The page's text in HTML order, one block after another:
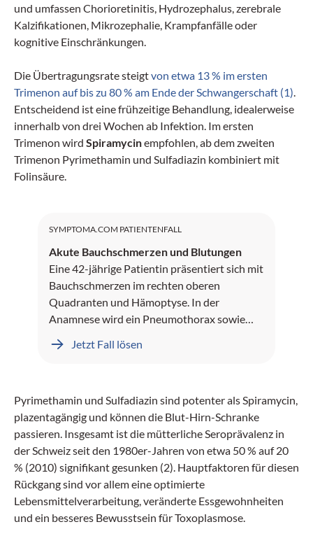
und umfassen Chorioretinitis, Hydrozephalus, zerebrale
Kalzifikationen, Mikrozephalie, Krampfanfälle oder
kognitive Einschränkungen.
Die Übertragungsrate steigtvon etwa 13 % im ersten
Trimenon auf bis zu 80 % am Ende der Schwangerschaft (1)
Entscheidend ist eine frühzeitige Behandlung, idealerweise
innerhalb von drei Wochen ab Infektion. Im ersten
Trimenon wird Spiramycinempfohlen, ab dem zweiten
Trimenon Pyrimethamin und Sulfadiazin kombiniert mit
Folinsäure.
SYMPTOMA.COM PATIENTENFALL
Akute Bauchschmerzen und Blutungen
Eine 42-jährige Patientin präsentiert sich mit
Bauchschmerzen im rechten oberen
Quadranten und Hämoptyse. In der
Anamnese wird ein Pneumothorax sowie
Jetzt Fall lösen
Pyrimethamin und Sulfadiazin sind potenter als Spiramycin,
plazentagängig und können die Blut-Hirn-Schranke
passieren. Insgesamt ist die mütterliche Seroprävalenz in
der Schweiz seit den 1980er-Jahren von etwa 50 % auf 20
% (2010) signifikant gesunken (2). Hauptfaktoren für diesen
Rückgang sind vor allem eine optimierte
Lebensmittelverarbeitung, veränderte Essgewohnheiten
und ein besseres Bewusstsein für Toxoplasmose.